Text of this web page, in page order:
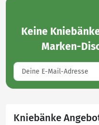
Keine
Marken-
Kniebänke